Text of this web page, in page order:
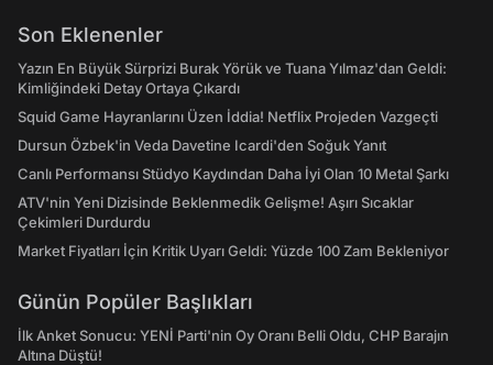
Son Eklenenler
Yazın En Büyük Sürprizi Burak Yörük ve Tuana Yılmaz'dan Geldi:
Kimliğindeki Detay Ortaya Çıkardı
Squid Game Hayranlarını Üzen İddia! Netflix Projeden Vazgeçti
Dursun Özbek'in Veda Davetine Icardi'den Soğuk Yanıt
Canlı Performansı Stüdyo Kaydından Daha İyi Olan 10 Metal Şarkı
ATV'nin Yeni Dizisinde Beklenmedik Gelişme! Aşırı Sıcaklar
Çekimleri Durdurdu
Market Fiyatları İçin Kritik Uyarı Geldi: Yüzde 100 Zam Bekleniyor
Günün Popüler Başlıkları
İlk Anket Sonucu: YENİ Parti'nin Oy Oranı Belli Oldu, CHP Barajın
Altına Düştü!